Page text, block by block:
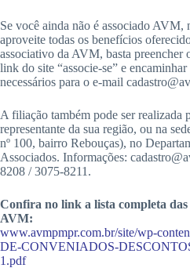
Se você ainda não é associado AVM,
aproveite todas os benefícios
associativo da AVM, basta preencher
link do site “associe-se” e
necessários para o e-mail
A filiação também pode ser realizada
representante da sua região, ou na
nº 100, bairro Rebouças), no
Associados. Informações:
8208 / 3075-8211.
Confira no link a lista completa das
AVM:
www.avmpmpr.com.br/site/wp-
DE-CONVENIADOS-
1.pdf